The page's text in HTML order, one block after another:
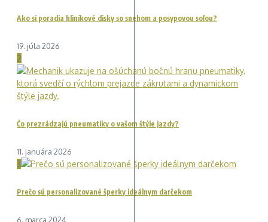
Ako si poradia hliníkové disky so snehom a posypovou soľou?
19. júla 2026
2
Čo prezrádzajú pneumatiky o vašom štýle jazdy?
11. januára 2026
3
Prečo sú personalizované šperky ideálnym darčekom
6. marca 2024